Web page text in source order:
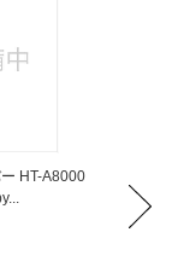
HT-A8000
イン
55,000